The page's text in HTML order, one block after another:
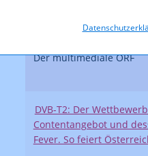
Der multimediale ORF
DVB-T2: Der
Contentangebot und
Fever. So feiert